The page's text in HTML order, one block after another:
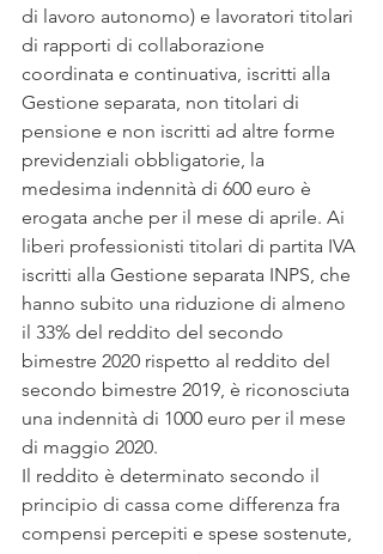
di lavoro autonomo) e lavoratori titolari
di rapporti di collaborazione
coordinata e continuativa, iscritti alla
Gestione separata, non titolari di
pensione e non iscritti ad altre forme
previdenziali obbligatorie, la
medesima indennità di 600 euro è
erogata anche per il mese di aprile. Ai
liberi professionisti titolari di partita IVA
iscritti alla Gestione separata INPS, che
hanno subito una riduzione di almeno
il 33% del reddito del secondo
bimestre 2020 rispetto al reddito del
secondo bimestre 2019, è riconosciuta
una indennità di 1000 euro per il mese
di maggio 2020.
Il reddito è determinato secondo il
principio di cassa come differenza fra
compensi percepiti e spese sostenute,